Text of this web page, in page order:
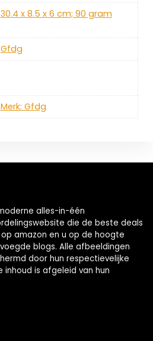
‎30.4 x 8.5 x 6 cm; 90 gram
‎Gfdg
Merk: Gfdg
alles-in-één
die de beste deals
amazon en u op de hoogte
blogs. Alle afbeeldingen
door hun respectievelijke
is afgeleid van hun